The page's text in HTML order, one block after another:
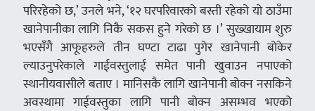
परिरहेको छ,’ उनले भने, ‘१२ घरपरिवारको बस्ती रहेको यो ठाउँमा
खानेपानीका लागि निकै सकस हुने गरेको छ ।’ सुख्खायाम शुरु
भएसँगै आफूहरुले तीन घण्टा टाढा पुगेर खानेपानी बोकेर
ल्याउनुपरेकाले गाईवस्तुलाई समेत पानी खुवाउन नपाएको
स्थानीयवासीले बताए । मानिसकै लागि खानेपानी बोक्न नसकिने
अवस्थामा गाईवस्तुका लागि पानी बोक्न असम्भव भएको